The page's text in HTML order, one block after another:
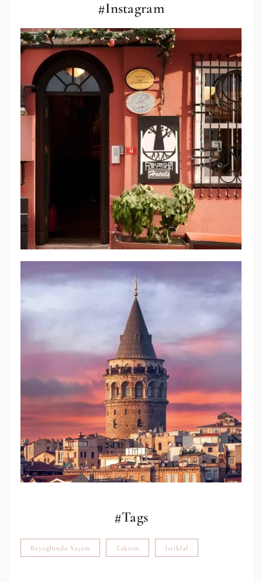
#Instagram
#Tags
Beyoğlunda Yaşam Taksim İstiklal